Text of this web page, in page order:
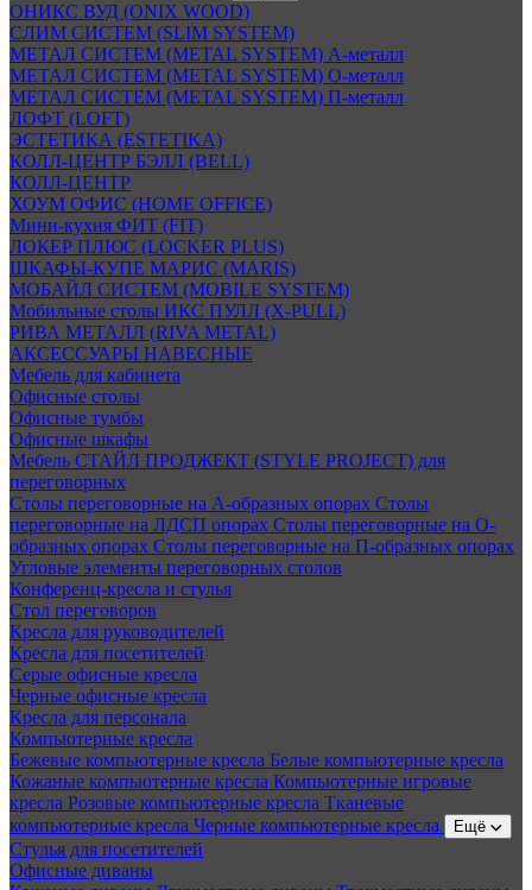
ОНИКС ВУД (ONIX WOOD)
СЛИМ СИСТЕМ (SLIM SYSTEM)
МЕТАЛ СИСТЕМ (METAL SYSTEM) А-металл
МЕТАЛ СИСТЕМ (METAL SYSTEM) О-металл
МЕТАЛ СИСТЕМ (METAL SYSTEM) П-металл
ЛОФТ (LOFT)
ЭСТЕТИКА (ESTETIKA)
КОЛЛ-ЦЕНТР БЭЛЛ (BELL)
КОЛЛ-ЦЕНТР
ХОУМ ОФИС (HOME OFFICE)
Мини-кухня ФИТ (FIT)
ЛОКЕР ПЛЮС (LOCKER PLUS)
ШКАФЫ-КУПЕ МАРИС (MARIS)
МОБАЙЛ СИСТЕМ (MOBILE SYSTEM)
Мобильные столы ИКС ПУЛЛ (X-PULL)
РИВА МЕТАЛЛ (RIVA METAL)
АКСЕССУАРЫ НАВЕСНЫЕ
Мебель для кабинета
Офисные столы
Офисные тумбы
Офисные шкафы
Мебель СТАЙЛ ПРОДЖЕКТ (STYLE PROJECT) для
переговорных
Столы переговорные на А-образных опорах Столы
переговорные на ЛДСП опорах Столы переговорные на О-
образных опорах Столы переговорные на П-образных опорах
Угловые элементы переговорных столов
Конференц-кресла и стулья
Стол переговоров
Кресла для руководителей
Кресла для посетителей
Серые офисные кресла
Черные офисные кресла
Кресла для персонала
Компьютерные кресла
Бежевые компьютерные кресла Белые компьютерные кресла
Кожаные компьютерные кресла Компьютерные игровые
кресла Розовые компьютерные кресла Тканевые
компьютерные кресла Черные компьютерные кресла Ещё
Стулья для посетителей
Офисные диваны